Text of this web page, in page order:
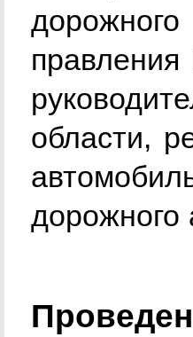
области,
дорожного